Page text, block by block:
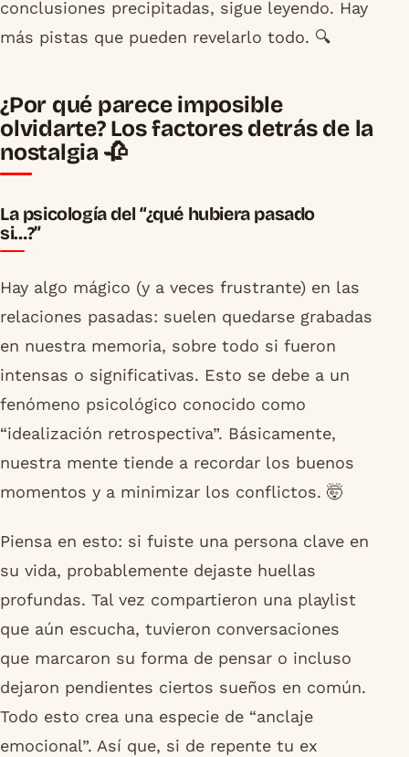
conclusiones precipitadas, sigue leyendo. Hay
más pistas que pueden revelarlo todo. 🔍
¿Por qué parece imposible
olvidarte? Los factores detrás de la
nostalgia 🥀
La psicología del “¿qué hubiera pasado
si…?”
Hay algo mágico (y a veces frustrante) en las
relaciones pasadas: suelen quedarse grabadas
en nuestra memoria, sobre todo si fueron
intensas o significativas. Esto se debe a un
fenómeno psicológico conocido como
“idealización retrospectiva”. Básicamente,
nuestra mente tiende a recordar los buenos
momentos y a minimizar los conflictos. 🤯
Piensa en esto: si fuiste una persona clave en
su vida, probablemente dejaste huellas
profundas. Tal vez compartieron una playlist
que aún escucha, tuvieron conversaciones
que marcaron su forma de pensar o incluso
dejaron pendientes ciertos sueños en común.
Todo esto crea una especie de “anclaje
emocional”. Así que, si de repente tu ex